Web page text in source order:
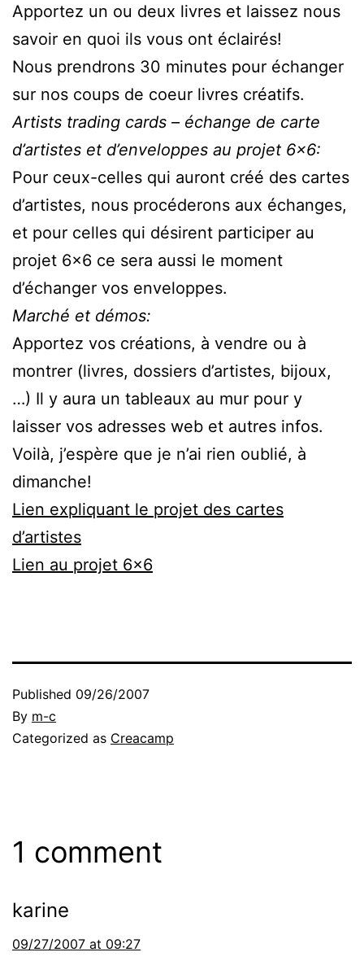
Apportez un ou deux livres et laissez nous
savoir en quoi ils vous ont éclairés!
Nous prendrons 30 minutes pour échanger
sur nos coups de coeur livres créatifs.
Artists trading cards – échange de carte
d’artistes et d’enveloppes au projet 6×6:
Pour ceux-celles qui auront créé des cartes
d’artistes, nous procéderons aux échanges,
et pour celles qui désirent participer au
projet 6×6 ce sera aussi le moment
d’échanger vos enveloppes.
Marché et démos:
Apportez vos créations, à vendre ou à
montrer (livres, dossiers d’artistes, bijoux,
…) Il y aura un tableaux au mur pour y
laisser vos adresses web et autres infos.
Voilà, j’espère que je n’ai rien oublié, à
dimanche!
Lien expliquant le projet des cartes
d’artistes
Lien au projet 6×6
Published 09/26/2007
By m-c
Categorized as Creacamp
1 comment
karine
09/27/2007 at 09:27